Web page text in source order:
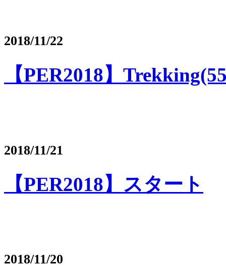
2018/11/22
【PER2018】
2018/11/21
【PER2018】スタート
2018/11/20